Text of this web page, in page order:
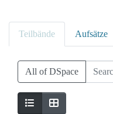
Teilbände Aufsätze
All of DSpace